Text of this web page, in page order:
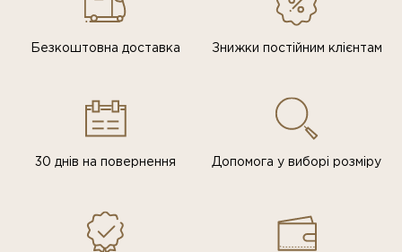
Безкоштовна доставка Знижки постiйним клiєнтам
30 днів на повернення Допомога у виборі розміру